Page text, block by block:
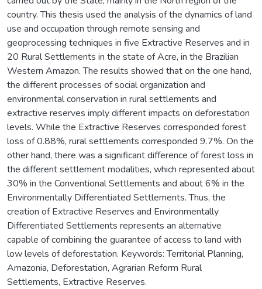
country. This thesis used the analysis of the dynamics of land
use and occupation through remote sensing and
geoprocessing techniques in five Extractive Reserves and in
20 Rural Settlements in the state of Acre, in the Brazilian
Western Amazon. The results showed that on the one hand,
the different processes of social organization and
environmental conservation in rural settlements and
extractive reserves imply different impacts on deforestation
levels. While the Extractive Reserves corresponded forest
loss of 0.88%, rural settlements corresponded 9.7%. On the
other hand, there was a significant difference of forest loss in
the different settlement modalities, which represented about
30% in the Conventional Settlements and about 6% in the
Environmentally Differentiated Settlements. Thus, the
creation of Extractive Reserves and Environmentally
Differentiated Settlements represents an alternative
capable of combining the guarantee of access to land with
low levels of deforestation. Keywords: Territorial Planning,
Amazonia, Deforestation, Agrarian Reform Rural
Settlements, Extractive Reserves.